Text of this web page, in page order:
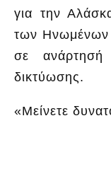
για την
των Ηνωμένων
σε
δικτύωσης.
«Μείνετε